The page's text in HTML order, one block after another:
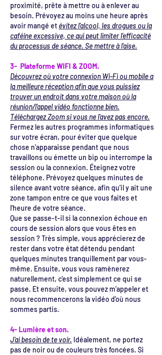
proximité, prête à mettre ou à enlever au
besoin. Prévoyez au moins une heure après
avoir mangé etévitez l'alcool, les drogues ou la
caféine excessive, ce qui peut limiter l'efficacité
du processus de séance. Se mettre à l'aise.
3- Plateforme WIFI & ZOOM.
Découvrez où votre connexion Wi-Fi ou mobile a
la meilleure réception afin que vous puissiez
trouver un endroit dans votre maison où la
réunion/l'appel vidéo fonctionne bien.
Téléchargez Zoom si vous ne l'avez pas encore.
Fermez les autres programmes informatiques
sur votre écran, pour éviter que quelque
chose n'apparaisse pendant que nous
travaillons ou émette un bip ou interrompe la
session ou la connexion. Éteignez votre
téléphone. Prévoyez quelques minutes de
silence avant votre séance, afin qu'il y ait une
zone tampon entre ce que vous faites et
l'heure de votre séance.
Que se passe-t-il si la connexion échoue en
cours de session alors que vous êtes en
session ? Très simple, vous apprécierez de
rester dans votre état détendu pendant
quelques minutes tranquillement par vous-
même. Ensuite, vous vous ramènerez
naturellement, c'est simplement ce qui se
passe. Et ensuite, vous pouvez m'appeler et
nous recommencerons la vidéo d'où nous
sommes partis.
4- Lumière et son.
J'ai besoin de te voir. Idéalement, ne portez
pas de noir ou de couleurs très foncées. Si